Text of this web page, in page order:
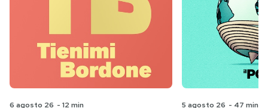
6 agosto 26 - 12 min 5 agosto 26 - 47 min